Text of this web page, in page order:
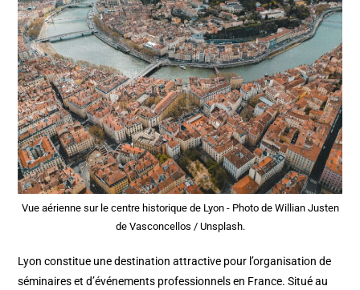
Vue aérienne sur le centre historique de Lyon - Photo de Willian Justen
de Vasconcellos / Unsplash.
Lyon constitue une destination attractive pour l’organisation de
séminaires et d’événements professionnels en France. Situé au